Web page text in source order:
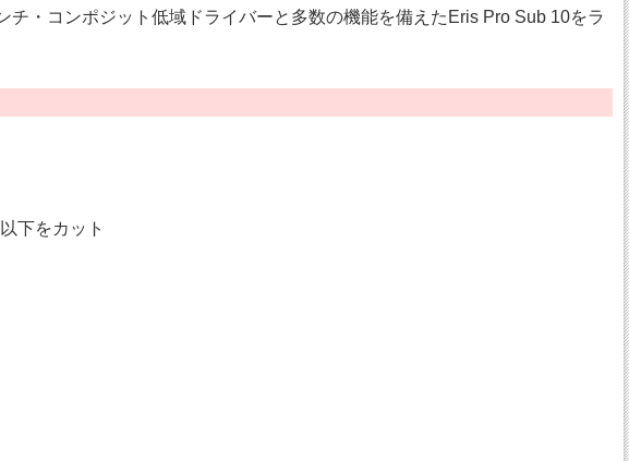
・コンポジット低域ドライバーと多数の機能を備えたEris Pro Sub 10をラ
下をカット